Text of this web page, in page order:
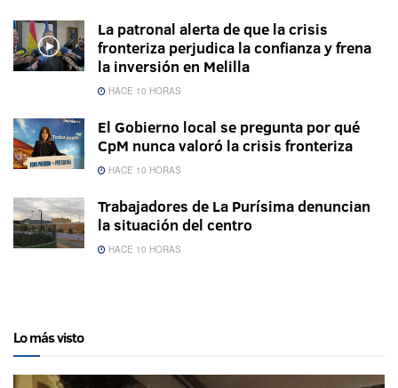
La patronal alerta de que la crisis
fronteriza perjudica la confianza y frena
la inversión en Melilla
HACE 10 HORAS
El Gobierno local se pregunta por qué
CpM nunca valoró la crisis fronteriza
HACE 10 HORAS
Trabajadores de La Purísima denuncian
la situación del centro
HACE 10 HORAS
Lo más visto